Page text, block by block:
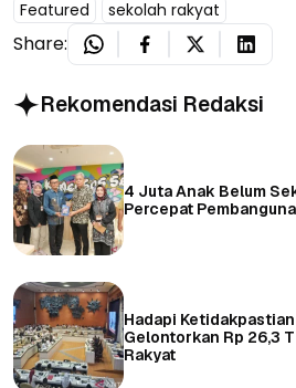
Featured sekolah rakyat
Share:
Rekomendasi Redaksi
4 Juta Anak Belum
Percepat
Hadapi
Gelontorkan Rp 26,3
Rakyat